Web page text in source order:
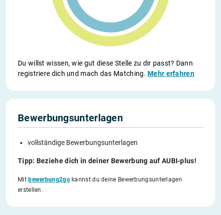
Du willst wissen, wie gut diese Stelle zu dir passt? Dann
registriere dich und mach das Matching.Mehr erfahren
Bewerbungsunterlagen
vollständige Bewerbungsunterlagen
Tipp: Beziehe dich in deiner Bewerbung auf AUBI-plus!
Mitbewerbung2gokannst du deine Bewerbungsunterlagen
erstellen.